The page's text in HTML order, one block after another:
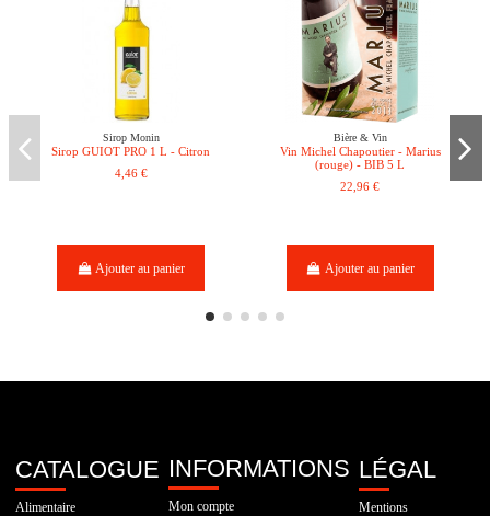
Sirop Monin
Sirop GUIOT PRO 1 L - Citron
4,46 €
Ajouter au panier
Bière & Vin
Vin Michel Chapoutier - Marius
(rouge) - BIB 5 L
22,96 €
Ajouter au panier
CATALOGUE
Alimentaire
INFORMATIONS
Mon compte
LÉGAL
Mentions